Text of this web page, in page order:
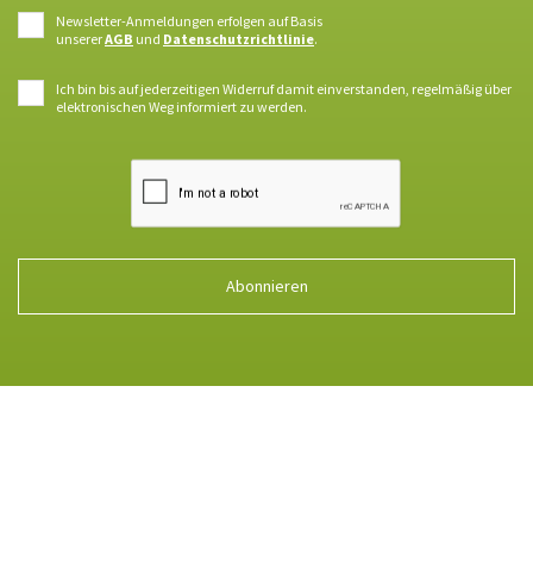
Newsletter-Anmeldungen erfolgen auf Basis
unsererAGB und Datenschutzrichtlinie.
Ich bin bis auf jederzeitigen Widerruf damit einverstanden, regelmäßig über
elektronischen Weg informiert zu werden.
Abonnieren